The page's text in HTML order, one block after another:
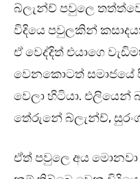
බ්ලැන්ච් පවුලෙ
විදියෙ පවුලකින්
ඒ වෙද්දිත් එයාගෙ
වෙනකොටත් සමාජයේ
වෙලා හිටියා.
තේරුනේ බ්ලැන්ච්,
ඒත් පවුලෙ අය